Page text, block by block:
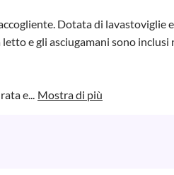
Dotata di lavastoviglie
e gli asciugamani sono inclusi
e... Mostra di più